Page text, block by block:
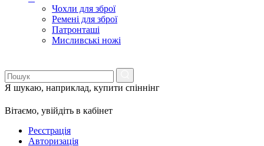
Чохли для зброї
Ремені для зброї
Патронташі
Мисливські ножі
Я шукаю, наприклад, купити спіннінг
Вітаємо, увійдіть в кабінет
Реєстрація
Авторизація